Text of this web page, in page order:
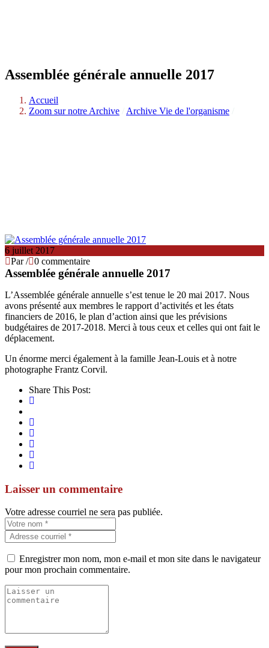
Assemblée générale annuelle 2017
Accueil
Zoom sur notre Archive
Archive Vie de l'organisme
6 juillet 2017
Par/ 0 commentaire
Assemblée générale annuelle 2017
L’Assemblée générale annuelle s’est tenue le 20 mai 2017. Nous
avons présenté aux membres le rapport d’activités et les états
financiers de 2016, le plan d’action ainsi que les prévisions
budgétaires de 2017-2018. Merci à tous ceux et celles qui ont fait le
déplacement.
Un énorme merci également à la famille Jean-Louis et à notre
photographe Frantz Corvil.
Share This Post:
Laisser un commentaire
Votre adresse courriel ne sera pas publiée.
Enregistrer mon nom, mon e-mail et mon site dans le navigateur
pour mon prochain commentaire.